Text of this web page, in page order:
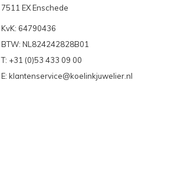
7511 EX Enschede
KvK: 64790436
BTW: NL824242828B01
T: +31 (0)53 433 09 00
E: klantenservice@koelinkjuwelier.nl